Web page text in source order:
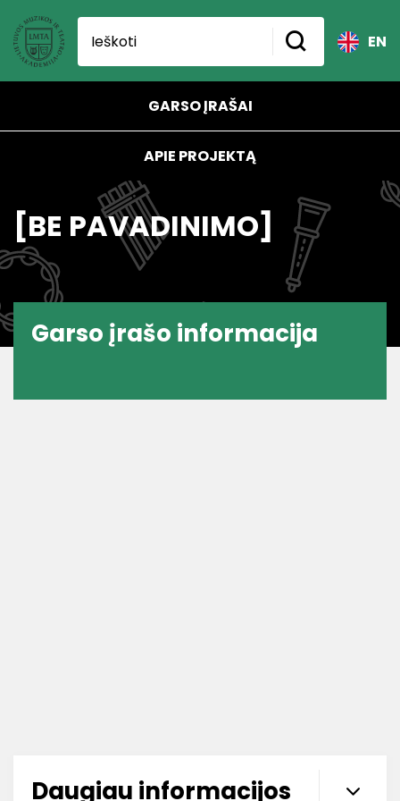
EN
GARSO ĮRAŠAI
APIE PROJEKTĄ
[BE PAVADINIMO]
Garso įrašo informacija
Daugiau informacijos